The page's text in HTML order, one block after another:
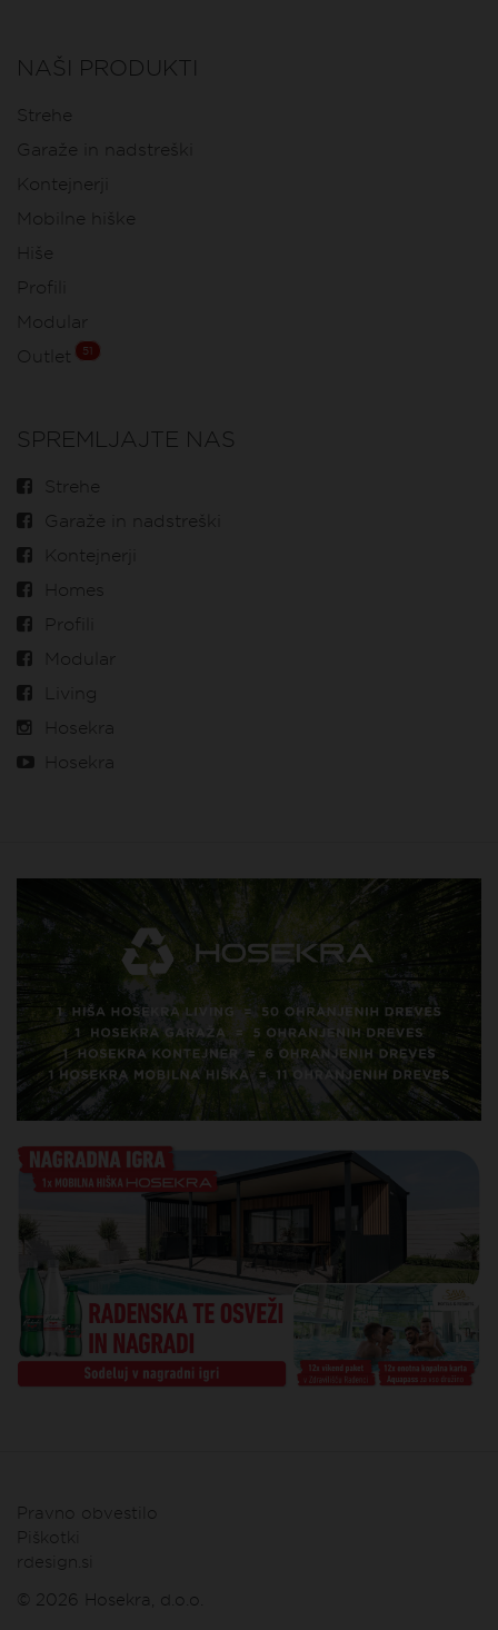
NAŠI PRODUKTI
Strehe
Garaže in nadstreški
Kontejnerji
Mobilne hiške
Hiše
Profili
Modular
Outlet
51
SPREMLJAJTE NAS
Strehe
Garaže in nadstreški
Kontejnerji
Homes
Profili
Modular
Living
Hosekra
Hosekra
Pravno obvestilo
Piškotki
rdesign.si
© 2026 Hosekra, d.o.o.